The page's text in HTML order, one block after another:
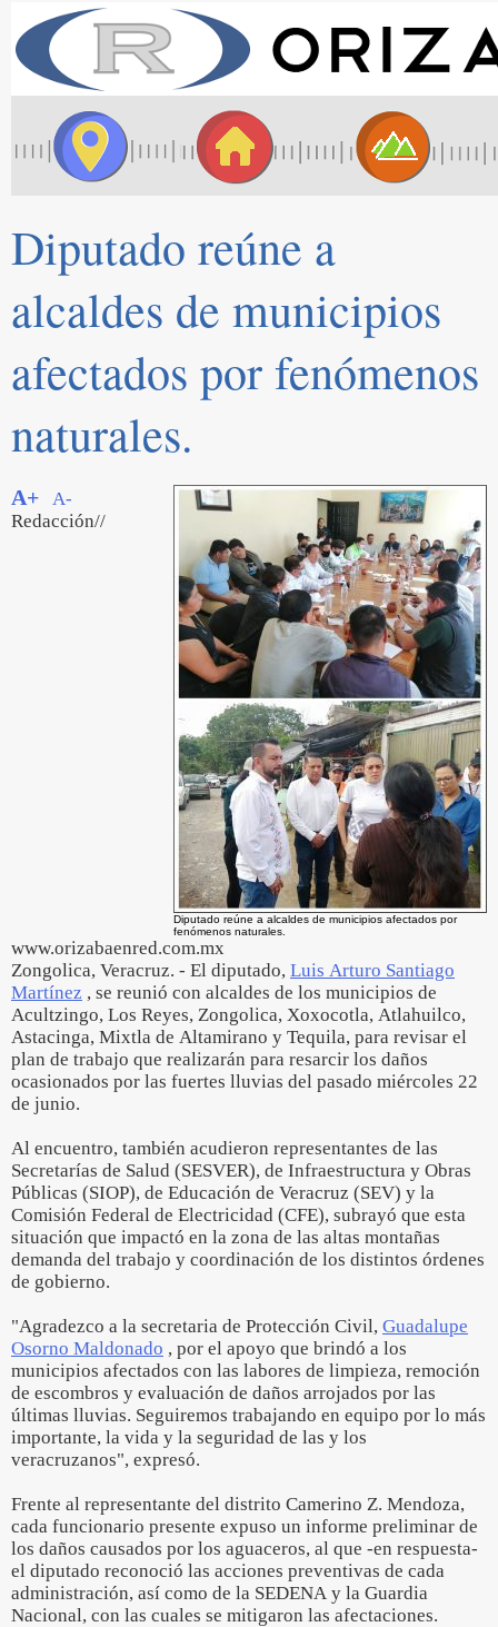
Diputado reúne a
alcaldes de municipios
afectados por fenómenos
naturales.
Diputado reúne a alcaldes de municipios afectados por
fenómenos naturales.
A+
A-
Redacción//
www.orizabaenred.com.mx
Zongolica, Veracruz. - El diputado, Luis Arturo Santiago
Martínez , se reunió con alcaldes de los municipios de
Acultzingo, Los Reyes, Zongolica, Xoxocotla, Atlahuilco,
Astacinga, Mixtla de Altamirano y Tequila, para revisar el
plan de trabajo que realizarán para resarcir los daños
ocasionados por las fuertes lluvias del pasado miércoles 22
de junio.
Al encuentro, también acudieron representantes de las
Secretarías de Salud (SESVER), de Infraestructura y Obras
Públicas (SIOP), de Educación de Veracruz (SEV) y la
Comisión Federal de Electricidad (CFE), subrayó que esta
situación que impactó en la zona de las altas montañas
demanda del trabajo y coordinación de los distintos órdenes
de gobierno.
"Agradezco a la secretaria de Protección Civil, Guadalupe
Osorno Maldonado , por el apoyo que brindó a los
municipios afectados con las labores de limpieza, remoción
de escombros y evaluación de daños arrojados por las
últimas lluvias. Seguiremos trabajando en equipo por lo más
importante, la vida y la seguridad de las y los
veracruzanos", expresó.
Frente al representante del distrito Camerino Z. Mendoza,
cada funcionario presente expuso un informe preliminar de
los daños causados por los aguaceros, al que -en respuesta-
el diputado reconoció las acciones preventivas de cada
administración, así como de la SEDENA y la Guardia
Nacional, con las cuales se mitigaron las afectaciones.